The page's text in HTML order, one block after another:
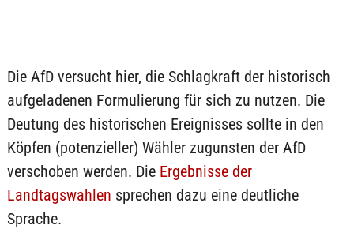
Die AfD versucht hier, die Schlagkraft der historisch
aufgeladenen Formulierung für sich zu nutzen. Die
Deutung des historischen Ereignisses sollte in den
Köpfen (potenzieller) Wähler zugunsten der AfD
verschoben werden. Die Ergebnisse der
Landtagswahlen sprechen dazu eine deutliche
Sprache.